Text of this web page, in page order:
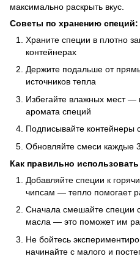
максимально раскрыть вкус.
Советы по хранению специй:
Храните специи в плотно
контейнерах
Держите подальше от
источников тепла
Избегайте влажных мест —
аромата специй
Подписывайте контейнеры
Обновляйте смеси каждые
Как правильно
Добавляйте специи к
чипсам — тепло помогает
Сначала смешайте специи
масла — это поможет им
Не бойтесь
начинайте с малого и